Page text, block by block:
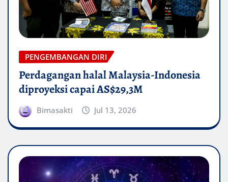
PENGEMBANGAN DIRI
Perdagangan halal Malaysia-Indonesia
diproyeksi capai AS$29,3M
Bimasakti Jul 13, 2026